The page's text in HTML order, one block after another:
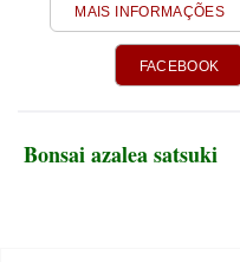
MAIS INFORMAÇÕES
FACEBOOK
Bonsai azalea satsuki